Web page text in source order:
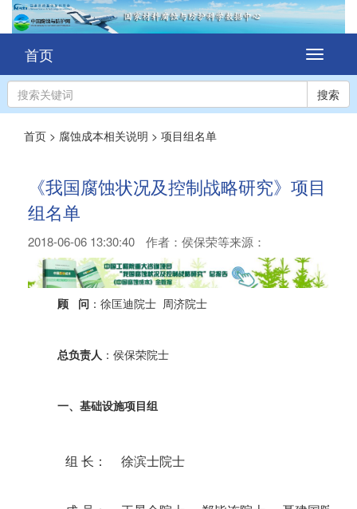
切
换
导
航
首页
搜索
首页 > 腐蚀成本相关说明 > 项目组名单
《我国腐蚀状况及控制战略研究》项目
组名单
2018-06-06 13:30:40 作者： 侯保荣等来源：
顾 问 ：徐匡迪院士 周济院士
总负责人 ：侯保荣院士
一、基础设施项目组
组 长： 徐滨士院士